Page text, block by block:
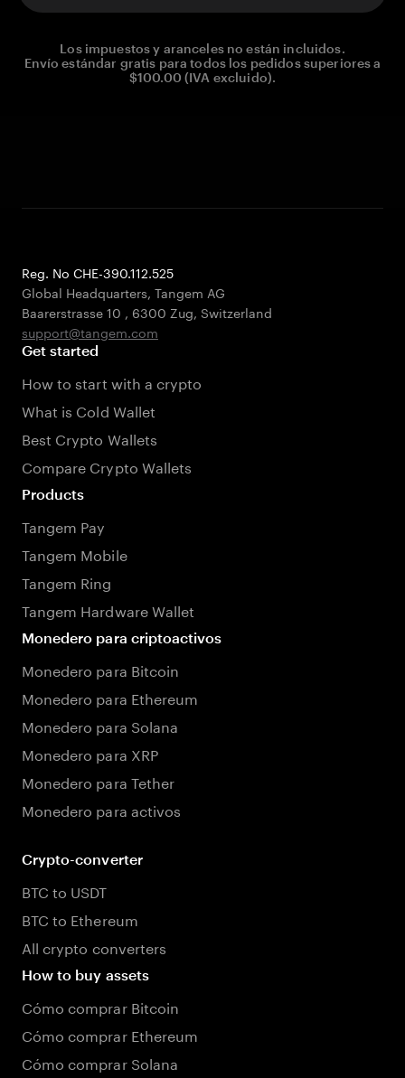
Los impuestos y aranceles no están incluidos.
Envío estándar gratis para todos los pedidos superiores a
$100.00 (IVA excluido).
Reg. No CHE-390.112.525
Global Headquarters, Tangem AG
Baarerstrasse 10 , 6300 Zug, Switzerland
support@tangem.com
Get started
How to start with a crypto
What is Cold Wallet
Best Crypto Wallets
Compare Crypto Wallets
Products
Tangem Pay
Tangem Mobile
Tangem Ring
Tangem Hardware Wallet
Monedero para criptoactivos
Monedero para Bitcoin
Monedero para Ethereum
Monedero para Solana
Monedero para XRP
Monedero para Tether
Monedero para activos
Crypto-converter
BTC to USDT
BTC to Ethereum
All crypto converters
How to buy assets
Cómo comprar Bitcoin
Cómo comprar Ethereum
Cómo comprar Solana